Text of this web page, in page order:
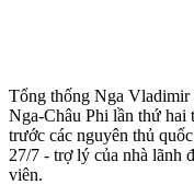
Tổng thống Nga Vladimir
Nga-Châu Phi lần thứ hai
trước các nguyên thủ
27/7 - trợ lý của nhà lãnh
viên.